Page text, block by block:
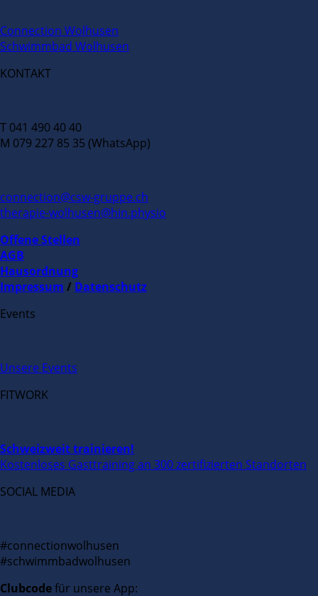
Connection Wolhusen
Schwimmbad Wolhusen
KONTAKT
T 041 490 40 40
M 079 227 85 35 (WhatsApp)
connection@csw-gruppe.ch
therapie-wolhusen@hin.physio
Offene Stellen
AGB
Hausordnung
Impressum / Datenschutz
Events
Unsere Events
FITWORK
Schweizweit trainieren!
Kostenloses Gasttraining an 300 zertifizierten Standorten
SOCIAL MEDIA
#connectionwolhusen
#schwimmbadwolhusen
Clubcodefür unsere App: